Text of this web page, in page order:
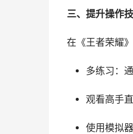
三、提升操作
在《王者荣耀
多练习：
观看高手
使用模拟